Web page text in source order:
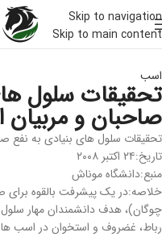
Skip to navigation
Skip to main content
اسب
تحقیقات سلول
صاحبان و
تحقیقات سلول های بنیادی به نفع
تاریخ:۲۴ اکتبر ۲۰۰۸
منبع:دانشگاه موناش
خلاصه:در یک پیشرفت بالقوه
چوگان)، هدف دانشمندان مهار
رباط، غضروف و استخوان در اسب